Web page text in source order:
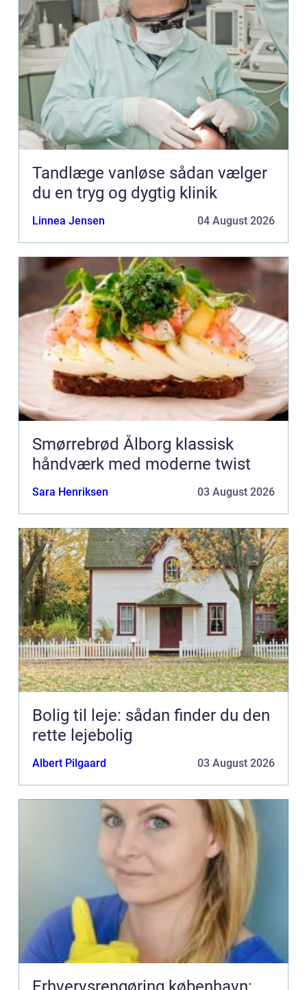
Tandlæge vanløse sådan vælger
du en tryg og dygtig klinik
Linnea Jensen 04 August 2026
Smørrebrød Ålborg klassisk
håndværk med moderne twist
Sara Henriksen 03 August 2026
Bolig til leje: sådan finder du den
rette lejebolig
Albert Pilgaard 03 August 2026